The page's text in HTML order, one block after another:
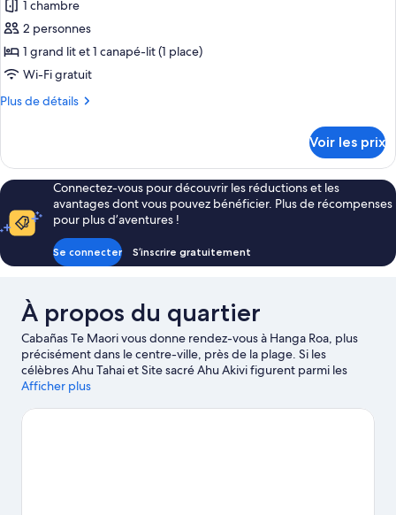
photos
pour
ce
type
chambre :
1 chambre
2 personnes
1 grand lit et 1 canapé-lit (1 place)
Wi-Fi gratuit
Plus de détails
Plus
le
type
de
chambre
Cabane
Voir les prix
Connectez-vous pour découvrir les réductions et les
avantages dont vous pouvez bénéficier. Plus de récompenses
pour plus d’aventures !
Se connecter S’inscrire gratuitement
À propos du quartier
Cabañas Te Maori vous donne rendez-vous à Hanga Roa, plus
précisément dans le centre-ville, près de la plage. Si les
célèbres Ahu Tahai et Site sacré Ahu Akivi figurent parmi les
immanquables, vous apprécierez la beauté naturelle des lieux
et Rano Kau. Pensez également à ajouter Plage Anakena et Ahu
Afficher plus